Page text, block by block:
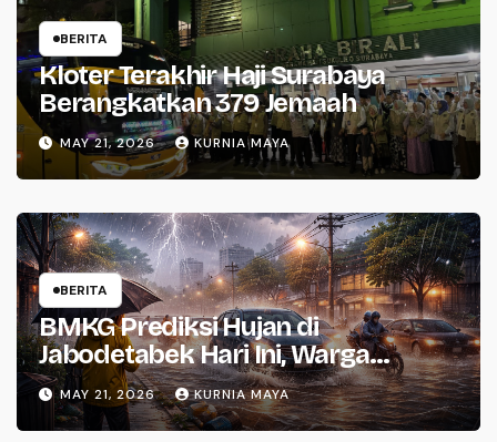
BERITA
Kloter Terakhir Haji Surabaya
Berangkatkan 379 Jemaah
MAY 21, 2026 KURNIA MAYA
BERITA
BMKG Prediksi Hujan di
Jabodetabek Hari Ini, Warga
Waspada
MAY 21, 2026 KURNIA MAYA